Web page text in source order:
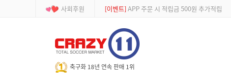
사회후원 [이벤트] APP 주문 시 적립금 500원 추가적립
축구화 18년 연속 판매 1위